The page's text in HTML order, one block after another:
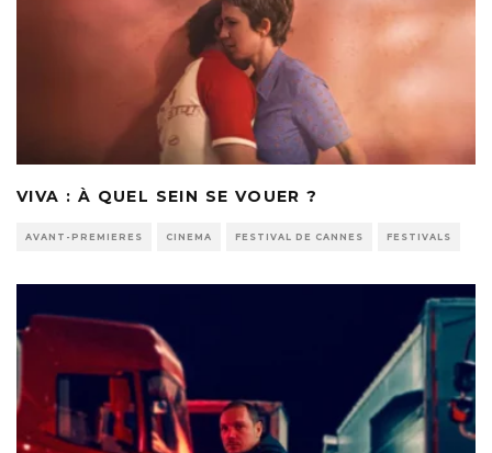
VIVA : À QUEL SEIN SE VOUER ?
AVANT-PREMIERES CINEMA FESTIVAL DE CANNES FESTIVALS